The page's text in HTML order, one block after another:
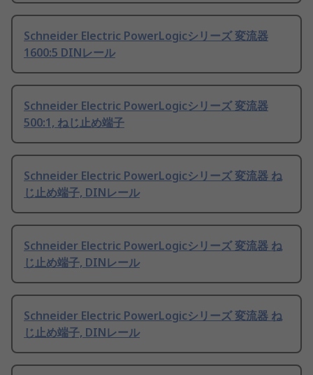
Schneider Electric PowerLogicシリーズ 変流器
1600:5 DINレール
Schneider Electric PowerLogicシリーズ 変流器
500:1, ねじ止め端子
Schneider Electric PowerLogicシリーズ 変流器 ね
じ止め端子, DINレール
Schneider Electric PowerLogicシリーズ 変流器 ね
じ止め端子, DINレール
Schneider Electric PowerLogicシリーズ 変流器 ね
じ止め端子, DINレール